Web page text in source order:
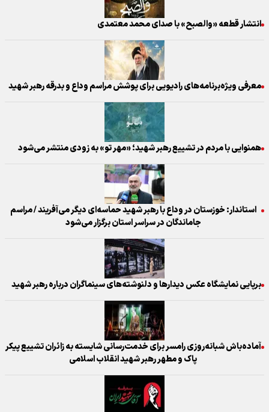
انتشار قطعه «والصبح» با صدای محمد معتمدی
معرفی ویژه‌برنامه‌های رادیویی برای پوشش مراسم وداع و بدرقه رهبر شهید
همنوایی با مردم در تشییع رهبر شهید؛ «مهر تو» به زودی منتشر می‌شود
استاندار: خوزستان در وداع با رهبر شهید حماسه‌ای دیگر می‌آفریند / مراسم
جاماندگان در سراسر استان برگزار می‌شود
برپایی نمایشگاه عکس‌ دیدارها و دلنوشته‌های سینماگران درباره رهبر شهید
آماده‌باش شبانه‌روزی رامسر برای خدمت‌رسانی شایسته به زائران تشییع پیکر
پاک و مطهر رهبر شهید انقلاب اسلامی